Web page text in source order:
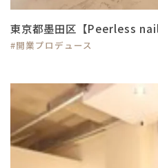
東京都墨田区【Peerless
#開業プロデュース